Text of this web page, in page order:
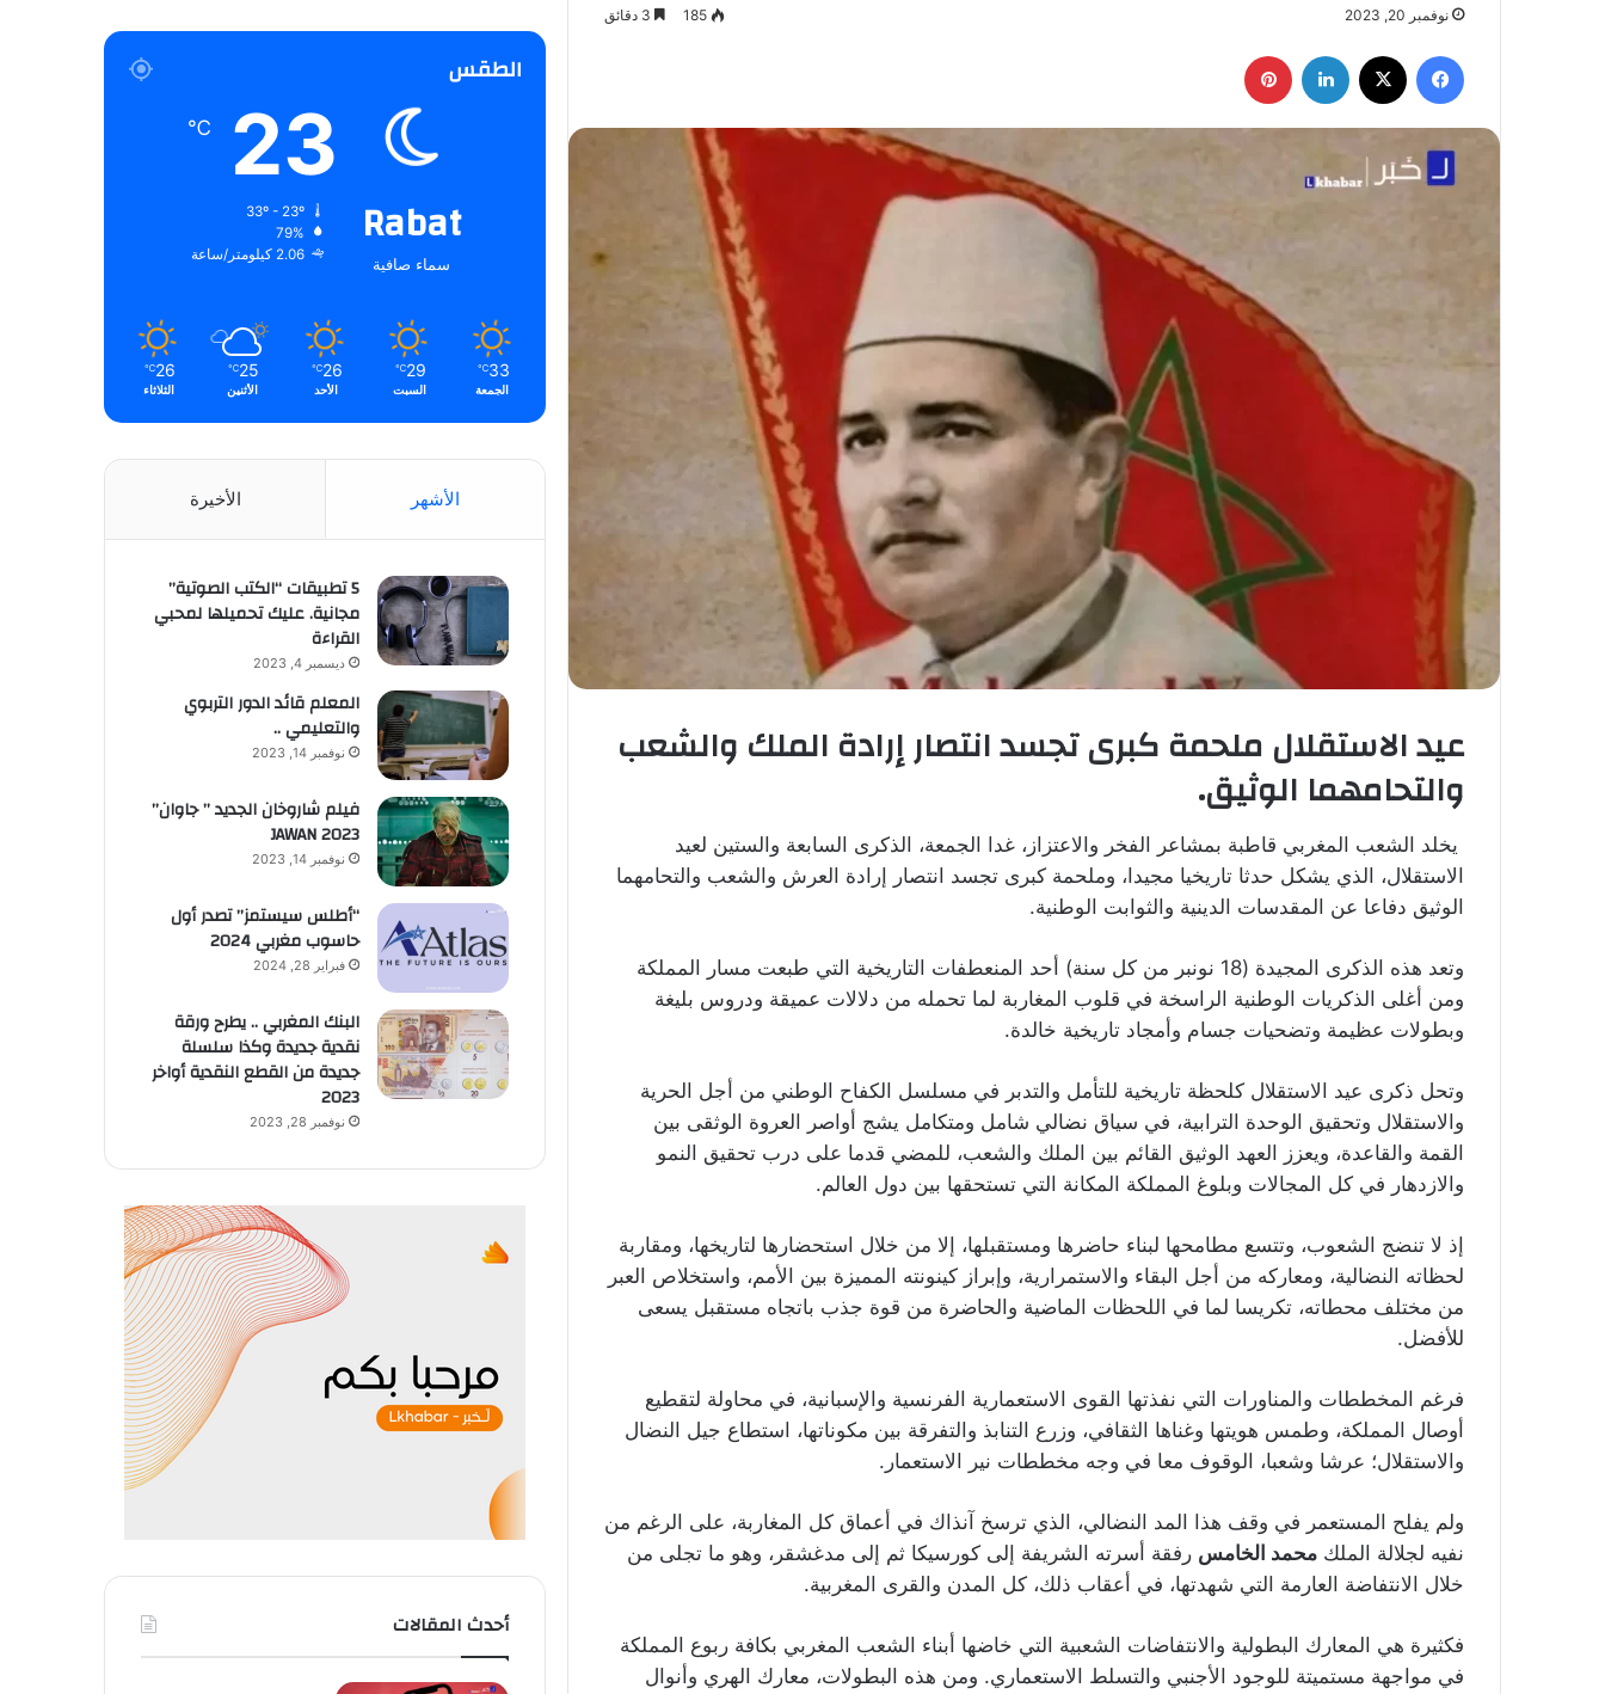
نوفمبر 20, 2023 185
فيسبوك لينكدإن
عيد الاستقلال ملحمة كبرى تجسد انتصار إرادة الملك والشعب
والتحامهما الوثيق.
يخلد الشعب المغربي قاطبة بمشاعر الفخر والاعتزاز، غدا الجمعة، الذكرى السابعة والستين لعيد
الاستقلال، الذي يشكل حدثا تاريخيا مجيدا، وملحمة كبرى تجسد انتصار إرادة العرش والشعب والتحامهما
الوثيق دفاعا عن المقدسات الدينية والثوابت الوطنية.
وتعد هذه الذكرى المجيدة (18 نونبر من كل سنة) أحد المنعطفات التاريخية التي طبعت مسار المملكة
ومن أغلى الذكريات الوطنية الراسخة في قلوب المغاربة لما تحمله من دلالات عميقة ودروس بليغة
وبطولات عظيمة وتضحيات جسام وأمجاد تاريخية خالدة.
وتحل ذكرى عيد الاستقلال كلحظة تاريخية للتأمل والتدبر في مسلسل الكفاح الوطني من أجل الحرية
والاستقلال وتحقيق الوحدة الترابية، في سياق نضالي شامل ومتكامل يشج أواصر العروة الوثقى بين
القمة والقاعدة، ويعزز العهد الوثيق القائم بين الملك والشعب، للمضي قدما على درب تحقيق النمو
والازدهار في كل المجالات وبلوغ المملكة المكانة التي تستحقها بين دول العالم.
إذ لا تنضج الشعوب، وتتسع مطامحها لبناء حاضرها ومستقبلها، إلا من خلال استحضارها لتاريخها، ومقاربة
لحظاته النضالية، ومعاركه من أجل البقاء والاستمرارية، وإبراز كينونته المميزة بين الأمم، واستخلاص العبر
من مختلف محطاته، تكريسا لما في اللحظات الماضية والحاضرة من قوة جذب باتجاه مستقبل يسعى
للأفضل.
فرغم المخططات والمناورات التي نفذتها القوى الاستعمارية الفرنسية والإسبانية، في محاولة لتقطيع
أوصال المملكة، وطمس هويتها وغناها الثقافي، وزرع التنابذ والتفرقة بين مكوناتها، استطاع جيل النضال
والاستقلال؛ عرشا وشعبا، الوقوف معا في وجه مخططات نير الاستعمار.
ولم يفلح المستعمر في وقف هذا المد النضالي، الذي ترسخ آنذاك في أعماق كل المغاربة، على الرغم من
نفيه لجلالة الملك محمد الخامس رفقة أسرته الشريفة إلى كورسيكا ثم إلى مدغشقر، وهو ما تجلى من
خلال الانتفاضة العارمة التي شهدتها، في أعقاب ذلك، كل المدن والقرى المغربية.
فكثيرة هي المعارك البطولية والانتفاضات الشعبية التي خاضها أبناء الشعب المغربي بكافة ربوع المملكة
في مواجهة مستميتة للوجود الأجنبي والتسلط الاستعماري. ومن هذه البطولات، معارك الهري وأنوال
الطقس
Rabat
سماء صافية
23
℃
79%
2.06 كيلومتر/ساعة
33
℃
الجمعة
29
℃
السبت
26
℃
الأحد
25
℃
الأثنين
26
℃
الثلاثاء
الأشهر الأخيرة
5 تطبيقات “الكتب الصوتية”
مجانية. عليك تحميلها لمحبي
القراءة
ديسمبر 4, 2023
المعلم قائد الدور التربوي
والتعليمي ..
نوفمبر 14, 2023
فيلم شاروخان الجديد ” جاوان”
JAWAN 2023
نوفمبر 14, 2023
“أطلس سيستمز” تصدر أول
حاسوب مغربي 2024
فبراير 28, 2024
البنك المغربي .. يطرح ورقة
نقدية جديدة وكذا سلسلة
جديدة من القطع النقدية أواخر
2023
نوفمبر 28, 2023
أحدث المقالات